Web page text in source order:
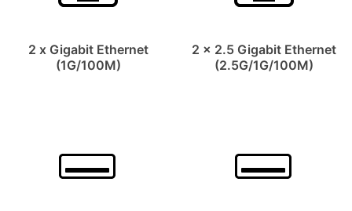
2 x Gigabit Ethernet
(1G/100M)
2 x 2.5 Gigabit Ethernet
(2.5G/1G/100M)